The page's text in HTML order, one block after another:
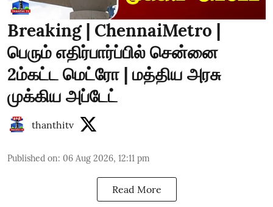
Breaking | ChennaiMetro |
பெரும் எதிர்பார்ப்பில் சென்னை
2ம்கட்ட மெட்ரோ | மத்திய அரசு
முக்கிய அப்டேட்
thanthitv
Published on: 06 Aug 2026, 12:11 pm
Read More